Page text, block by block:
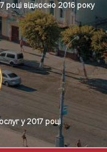
році відносно 2016 року
у 2017 році